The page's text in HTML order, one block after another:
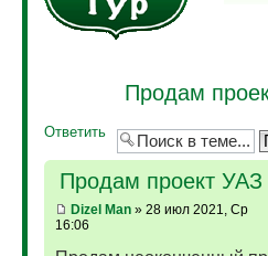
Продам
Ответить
Продам проект
Dizel Man» 28 июл 2021, Ср
16:06